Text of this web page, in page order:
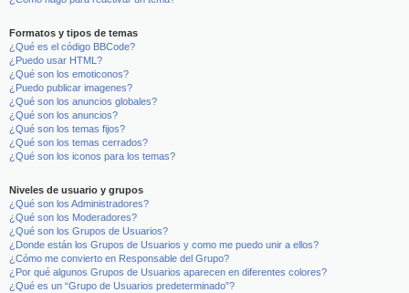
Formatos y tipos de temas
¿Qué es el código BBCode?
¿Puedo usar HTML?
¿Qué son los emoticonos?
¿Puedo publicar imagenes?
¿Qué son los anuncios globales?
¿Qué son los anuncios?
¿Qué son los temas fijos?
¿Qué son los temas cerrados?
¿Qué son los iconos para los temas?
Niveles de usuario y grupos
¿Qué son los Administradores?
¿Qué son los Moderadores?
¿Qué son los Grupos de Usuarios?
¿Donde están los Grupos de Usuarios y como me puedo unir a ellos?
¿Cómo me convierto en Responsable del Grupo?
¿Por qué algunos Grupos de Usuarios aparecen en diferentes colores?
¿Qué es un “Grupo de Usuarios predeterminado”?